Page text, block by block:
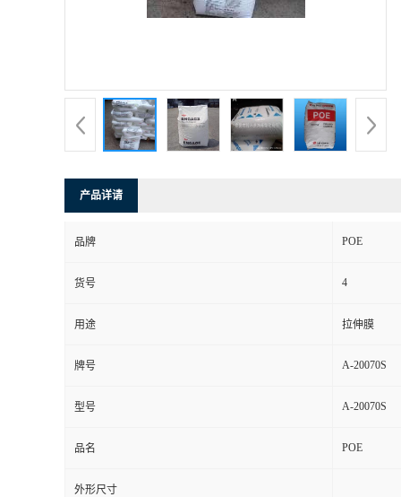
产品详请
品牌 POE
货号 4
用途 拉伸膜
牌号 A-20070S
型号 A-20070S
品名 POE
外形尺寸